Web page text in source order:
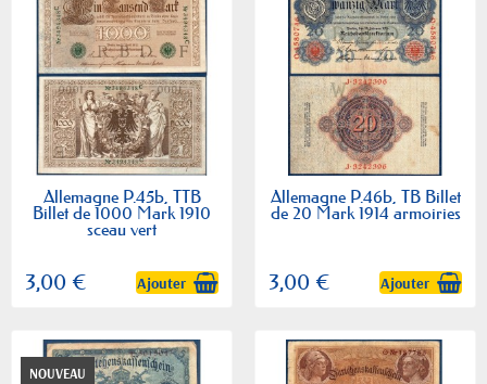
Allemagne P.45b, TTB
Billet de 1000 Mark 1910
sceau vert
3,00 € Ajouter
Allemagne P.46b, TB Billet
de 20 Mark 1914 armoiries
3,00 € Ajouter
NOUVEAU